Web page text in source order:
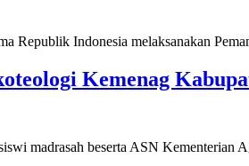
Republik Indonesia melaksanakan
Kemenag
madrasah beserta ASN Kementerian